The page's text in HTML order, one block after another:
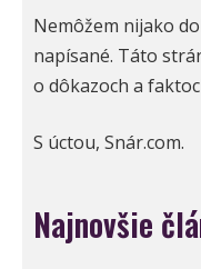
Nemôžem nijako
napísané. Táto
o dôkazoch a
S úctou, Snár.com.
Najnovšie